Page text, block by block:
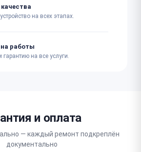
на всех этапах.
работы
на все услуги.
и оплата
— каждый ремонт подкреплён
документально